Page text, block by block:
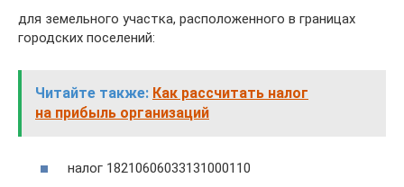
для земельного участка, расположенного в границах
городских поселений:
Читайте также: Как рассчитать налог
на прибыль организаций
налог 18210606033131000110